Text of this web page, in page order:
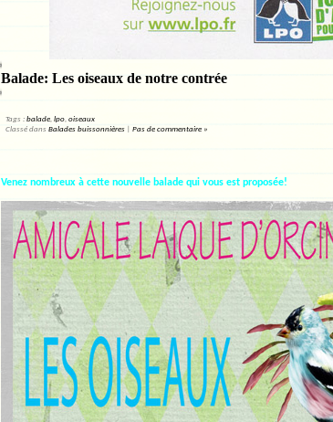
Balade: Les oiseaux de notre contrée
Tags : balade lpo oiseaux
Classé dans Balades buissonnières | Pas de commentaire »
Venez nombreux à cette nouvelle balade qui vous est proposée!